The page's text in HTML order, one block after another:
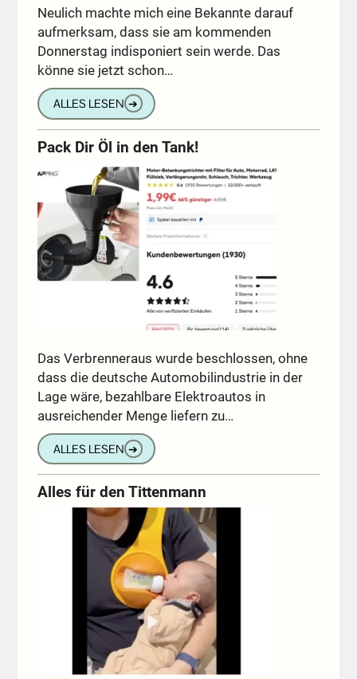
Neulich machte mich eine Bekannte darauf
aufmerksam, dass sie am kommenden
Donnerstag indisponiert sein werde. Das
könne sie jetzt schon…
ALLES LESEN ➔
Pack Dir Öl in den Tank!
Das Verbrenneraus wurde beschlossen, ohne
dass die deutsche Automobilindustrie in der
Lage wäre, bezahlbare Elektroautos in
ausreichender Menge liefern zu…
ALLES LESEN ➔
Alles für den Tittenmann